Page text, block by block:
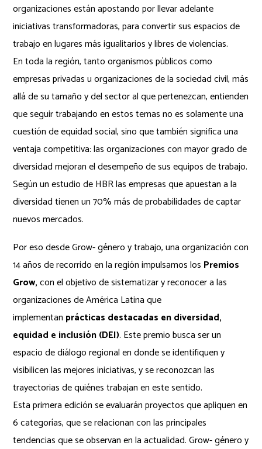
organizaciones están apostando por llevar adelante
iniciativas transformadoras, para convertir sus espacios de
trabajo en lugares más igualitarios y libres de violencias.
En toda la región, tanto organismos públicos como
empresas privadas u organizaciones de la sociedad civil, más
allá de su tamaño y del sector al que pertenezcan, entienden
que seguir trabajando en estos temas no es solamente una
cuestión de equidad social, sino que también significa una
ventaja competitiva: las organizaciones con mayor grado de
diversidad mejoran el desempeño de sus equipos de trabajo.
Según un estudio de HBR las empresas que apuestan a la
diversidad tienen un 70% más de probabilidades de captar
nuevos mercados.
Por eso desde Grow- género y trabajo, una organización con
14 años de recorrido en la región impulsamos los Premios
Grow, con el objetivo de sistematizar y reconocer a las
organizaciones de América Latina que
implementan prácticas destacadas en diversidad,
equidad e inclusión (DEI). Este premio busca ser un
espacio de diálogo regional en donde se identifiquen y
visibilicen las mejores iniciativas, y se reconozcan las
trayectorias de quiénes trabajan en este sentido.
Esta primera edición se evaluarán proyectos que apliquen en
6 categorías, que se relacionan con las principales
tendencias que se observan en la actualidad. Grow- género y